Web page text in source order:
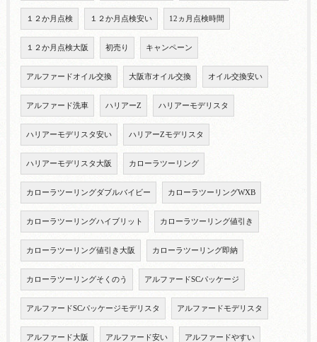
１２か月点検 １２か月点検安い 12ヵ月点検時間
１２か月点検大阪 初売り キャンペーン
アルファードオイル交換 大阪市オイル交換 オイル交換安い
アルファード洗車 ハリアーZ ハリアーモデリスタ
ハリアーモデリスタ安い ハリアーZモデリスタ
ハリアーモデリスタ大阪 カローラツーリング
カローラツーリングダブルバイビー カローラツーリングWXB
カローラツーリングハイブリット カローラツーリング値引き
カローラツーリング値引き大阪 カローラツーリング即納
カローラツーリングそくのう アルファードSCパッケージ
アルファードSCパッケージモデリスタ アルファードモデリスタ
アルファード大阪 アルファード安い アルファードやすい